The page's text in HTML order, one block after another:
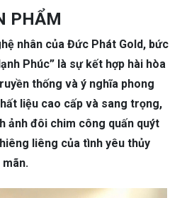
PHẨM
nhân của Đức Phát Gold, bức
Phúc” là sự kết hợp hài hòa
thống và ý nghĩa phong
liệu cao cấp và sang trọng,
ảnh đôi chim công quấn quýt
liêng của tình yêu thủy